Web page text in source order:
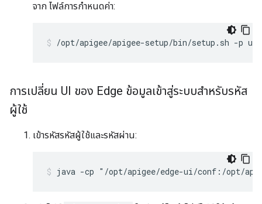
จาก ไฟล์การกำหนดค่า:
/opt/apigee/apigee-setup/bin/setup.sh -p
การเปลี่ยน UI ของ Edge ข้อมูลเข้าสู่ระบบสำหรับรหัส
ผู้ใช้
เข้ารหัสรหัสผู้ใช้และรหัสผ่าน:
java -cp "/opt/apigee/edge-ui/conf:/opt/